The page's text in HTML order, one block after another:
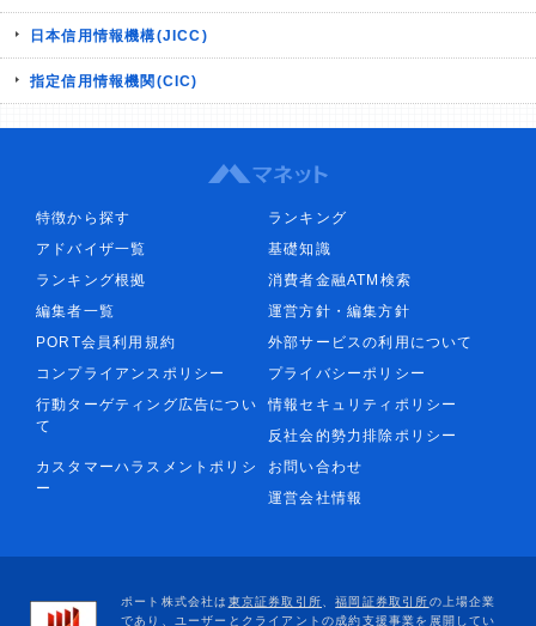
日本信用情報機構(JICC)
指定信用情報機関(CIC)
特徴から探す
ランキング
アドバイザ一覧
基礎知識
ランキング根拠
消費者金融ATM検索
編集者一覧
運営方針・編集方針
PORT会員利用規約
外部サービスの利用について
コンプライアンスポリシー
プライバシーポリシー
行動ターゲティング広告につい
て
情報セキュリティポリシー
反社会的勢力排除ポリシー
カスタマーハラスメントポリシ
ー
お問い合わせ
運営会社情報